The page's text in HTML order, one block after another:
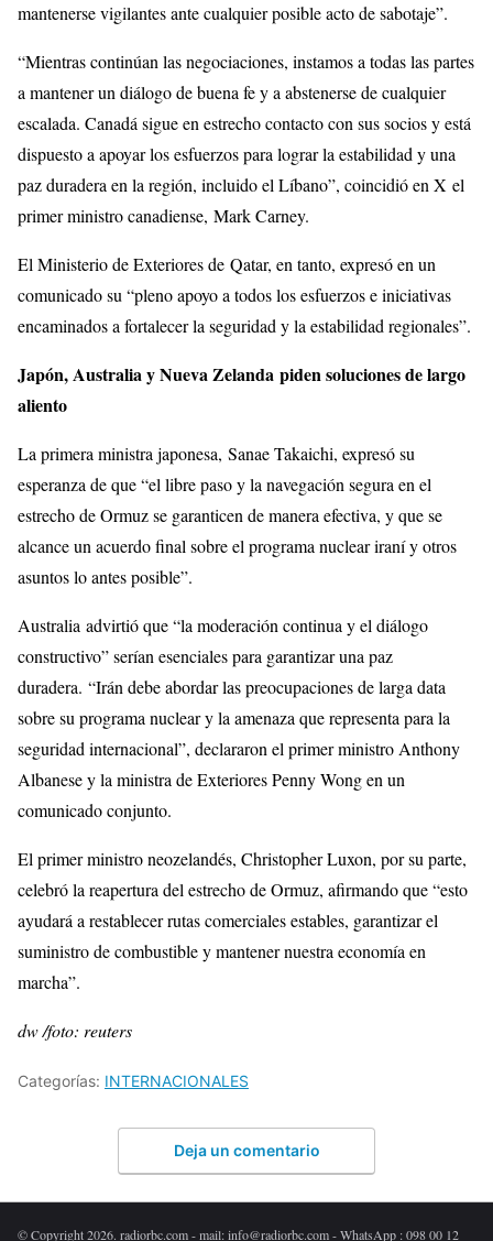
mantenerse vigilantes ante cualquier posible acto de sabotaje”.
“Mientras continúan las negociaciones, instamos a todas las partes
a mantener un diálogo de buena fe y a abstenerse de cualquier
escalada. Canadá sigue en estrecho contacto con sus socios y está
dispuesto a apoyar los esfuerzos para lograr la estabilidad y una
paz duradera en la región, incluido el Líbano”, coincidió en X el
primer ministro canadiense, Mark Carney.
El Ministerio de Exteriores de Qatar, en tanto, expresó en un
comunicado su “pleno apoyo a todos los esfuerzos e iniciativas
encaminados a fortalecer la seguridad y la estabilidad regionales”.
Japón, Australia y Nueva Zelanda piden soluciones de largo
aliento
La primera ministra japonesa, Sanae Takaichi, expresó su
esperanza de que “el libre paso y la navegación segura en el
estrecho de Ormuz se garanticen de manera efectiva, y que se
alcance un acuerdo final sobre el programa nuclear iraní y otros
asuntos lo antes posible”.
Australia advirtió que “la moderación continua y el diálogo
constructivo” serían esenciales para garantizar una paz
duradera. “Irán debe abordar las preocupaciones de larga data
sobre su programa nuclear y la amenaza que representa para la
seguridad internacional”, declararon el primer ministro Anthony
Albanese y la ministra de Exteriores Penny Wong en un
comunicado conjunto.
El primer ministro neozelandés, Christopher Luxon, por su parte,
celebró la reapertura del estrecho de Ormuz, afirmando que “esto
ayudará a restablecer rutas comerciales estables, garantizar el
suministro de combustible y mantener nuestra economía en
marcha”.
dw /foto: reuters
Categorías: INTERNACIONALES
Deja un comentario
© Copyright 2026. radiorbc.com - mail: info@radiorbc.com - WhatsApp : 098 00 12